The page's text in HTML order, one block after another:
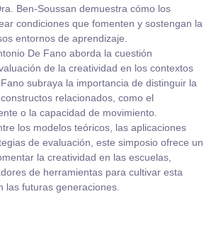
Ben-Soussan demuestra cómo los
condiciones que fomenten y sostengan la
entornos de aprendizaje.
De Fano aborda la cuestión
de la creatividad en los contextos
subraya la importancia de distinguir la
relacionados, como el
o la capacidad de movimiento.
los modelos teóricos, las aplicaciones
de evaluación, este simposio ofrece un
la creatividad en las escuelas,
de herramientas para cultivar esta
las futuras generaciones.